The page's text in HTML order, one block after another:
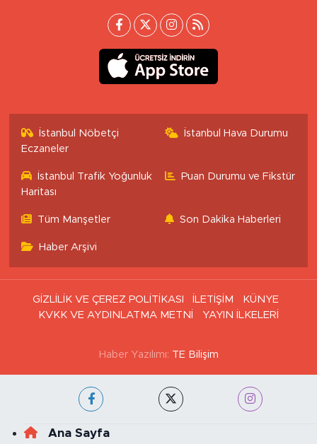
İstanbul Nöbetçi
Eczaneler
İstanbul Hava Durumu
İstanbul Trafik Yoğunluk
Haritası
Puan Durumu ve Fikstür
Tüm Manşetler Son Dakika Haberleri
Haber Arşivi
GİZLİLİK VE ÇEREZ POLİTİKASI İLETİŞİM
KÜNYE
KVKK VE AYDINLATMA METNİ
YAYIN İLKELERİ
Haber Yazılımı: TE Bilişim
Ana Sayfa